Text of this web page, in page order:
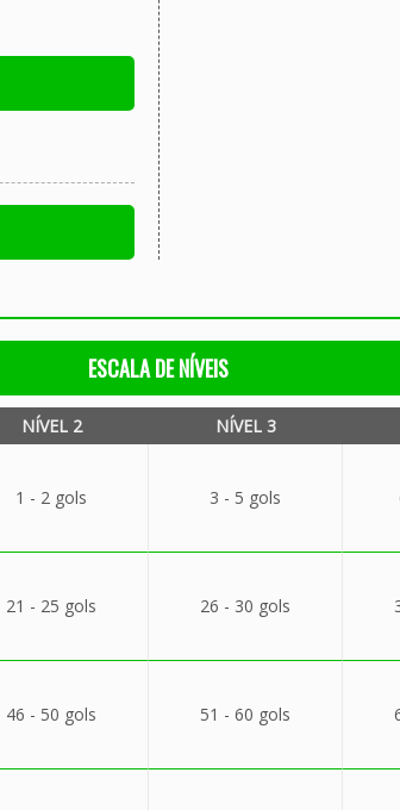
ESCALA DE NÍVEIS
NÍVEL 2 NÍVEL 3
1 - 2 gols 3 - 5 gols
21 - 25 gols 26 - 30 gols
46 - 50 gols 51 - 60 gols